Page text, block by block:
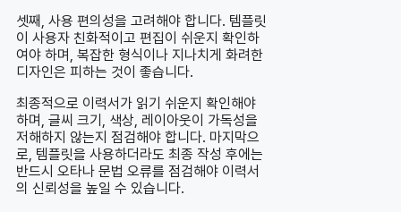
셋째, 사용 편의성을 고려해야 합니다. 템플릿
이 사용자 친화적이고 편집이 쉬운지 확인하
여야 하며, 복잡한 형식이나 지나치게 화려한
디자인은 피하는 것이 좋습니다.
최종적으로 이력서가 읽기 쉬운지 확인해야
하며, 글씨 크기, 색상, 레이아웃이 가독성을
저해하지 않는지 점검해야 합니다. 마지막으
로, 템플릿을 사용하더라도 최종 작성 후에는
반드시 오타나 문법 오류를 점검해야 이력서
의 신뢰성을 높일 수 있습니다.